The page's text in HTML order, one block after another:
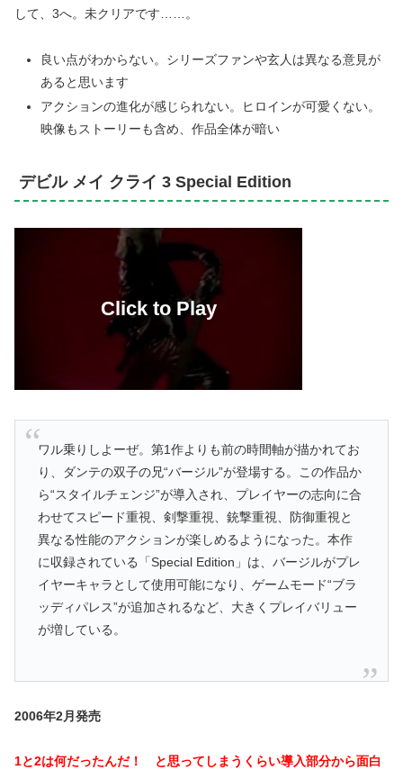
して、3へ。未クリアです……。
良い点がわからない。シリーズファンや玄人は異なる意見が
あると思います
アクションの進化が感じられない。ヒロインが可愛くない。
映像もストーリーも含め、作品全体が暗い
デビル メイ クライ 3 Special Edition
ワル乗りしよーぜ。第1作よりも前の時間軸が描かれてお
り、ダンテの双子の兄“バージル”が登場する。この作品か
ら“スタイルチェンジ”が導入され、プレイヤーの志向に合
わせてスピード重視、剣撃重視、銃撃重視、防御重視と
異なる性能のアクションが楽しめるようになった。本作
に収録されている「Special Edition」は、バージルがプレ
イヤーキャラとして使用可能になり、ゲームモード“ブラ
ッディパレス”が追加されるなど、大きくプレイバリュー
が増している。
2006年2月発売
1と2は何だったんだ！ と思ってしまうくらい導入部分から面白